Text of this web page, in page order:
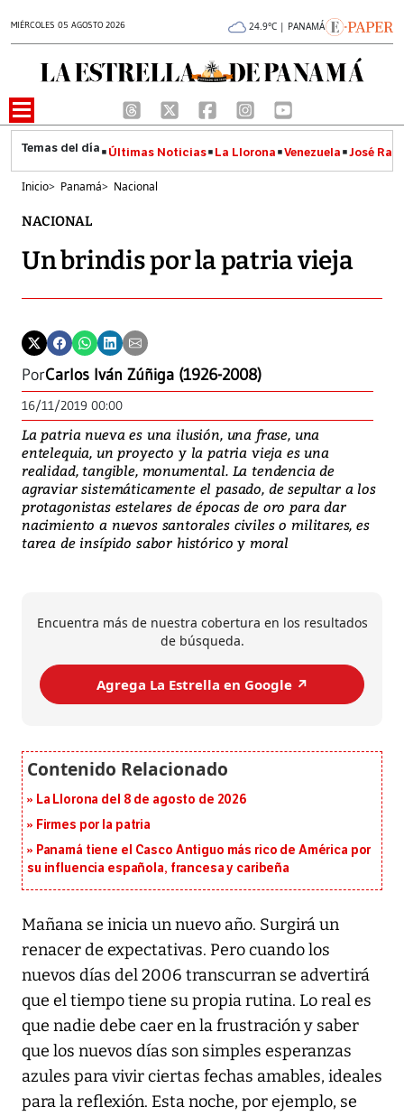
MIÉRCOLES 05 AGOSTO 2026 24.9°C | PANAMÁ
Últimas Noticias La Llorona Venezuela José
Inicio> Panamá> Nacional
NACIONAL
Un brindis por la patria vieja
PorCarlos Iván Zúñiga (1926-2008)
16/11/2019 00:00
La patria nueva es una ilusión, una frase, una
entelequia, un proyecto y la patria vieja es una
realidad, tangible, monumental. La tendencia de
agraviar sistemáticamente el pasado, de sepultar a los
protagonistas estelares de épocas de oro para dar
nacimiento a nuevos santorales civiles o militares, es
tarea de insípido sabor histórico y moral
Encuentra más de nuestra cobertura en los resultados
de búsqueda.
Agrega La Estrella en Google ↗️
La Llorona del 8 de agosto de 2026
Firmes por la patria
Panamá tiene el Casco Antiguo más rico de América por
su influencia española, francesa y caribeña
Mañana se inicia un nuevo año. Surgirá un
renacer de expectativas. Pero cuando los
nuevos días del 2006 transcurran se advertirá
que el tiempo tiene su propia rutina. Lo real es
que nadie debe caer en la frustración y saber
que los nuevos días son simples esperanzas
azules para vivir ciertas fechas amables, ideales
para la reflexión. Esta noche, por ejemplo, se